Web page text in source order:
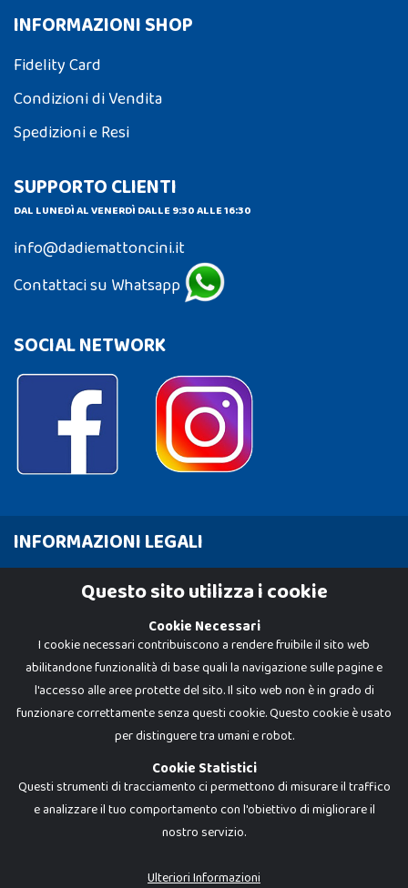
INFORMAZIONI SHOP
Fidelity Card
Condizioni di Vendita
Spedizioni e Resi
SUPPORTO CLIENTI
DAL LUNEDÌ AL VENERDÌ DALLE 9:30 ALLE 16:30
info@dadiemattoncini.it
Contattaci su Whatsapp
SOCIAL NETWORK
INFORMAZIONI LEGALI
Cookie Policy
Dadi e Mattoncini è un brand di Giocabene Srl. Ogni riproduzione o utilizzo non
I prezzi e le promozioni pubblicate potrebbero differire da quanto esposto in
Questo sito utilizza i cookie
Cookie Necessari
I cookie necessari contribuiscono a rendere fruibile il sito web
abilitandone funzionalità di base quali la navigazione sulle pagine e
l'accesso alle aree protette del sito. Il sito web non è in grado di
funzionare correttamente senza questi cookie. Questo cookie è usato
per distinguere tra umani e robot.
Cookie Statistici
Questi strumenti di tracciamento ci permettono di misurare il traffico
e analizzare il tuo comportamento con l'obiettivo di migliorare il
nostro servizio.
Ulteriori Informazioni